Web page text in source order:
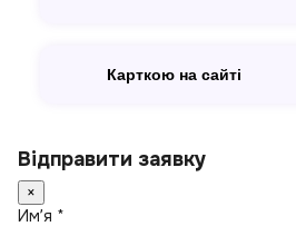
Карткою на сайті
Відправити заявку
×
Имʼя *